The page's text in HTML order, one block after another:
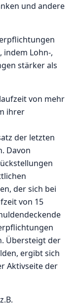
und andere
Lohn-,
stärker als
von mehr
ihrer
der letzten
Davon
der sich bei
von 15
Übersteigt der
ergibt sich
Aktivseite der